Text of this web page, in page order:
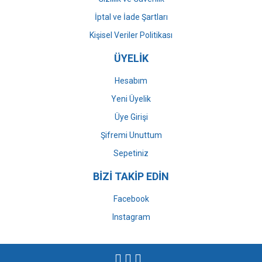
İptal ve İade Şartları
Kişisel Veriler Politikası
ÜYELİK
Hesabım
Yeni Üyelik
Üye Girişi
Şifremi Unuttum
Sepetiniz
BİZİ TAKİP EDİN
Facebook
Instagram